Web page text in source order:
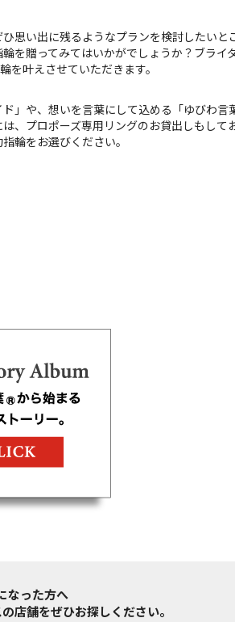
思い出に残るようなプランを検討したいと
を贈ってみてはいかがでしょうか？ブライ
を叶えさせていただきます。
」や、想いを言葉にして込める「ゆびわ言
、プロポーズ専用リングのお貸出しもして
輪をお選びください。
なった方へ
店舗をぜひお探しください。